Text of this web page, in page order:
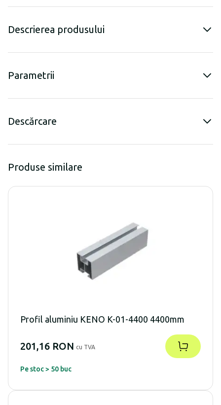
Descrierea produsului
Parametrii
Descărcare
Produse similare
Profil aluminiu KENO K-01-4400 4400mm
201,16 RON cu TVA
Pe stoc > 50 buc